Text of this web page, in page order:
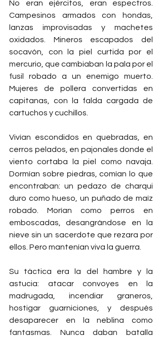
No eran ejércitos, eran espectros.
Campesinos armados con hondas,
lanzas improvisadas y machetes
oxidados. Mineros escapados del
socavón, con la piel curtida por el
mercurio, que cambiaban la pala por el
fusil robado a un enemigo muerto.
Mujeres de pollera convertidas en
capitanas, con la falda cargada de
cartuchos y cuchillos.
Vivían escondidos en quebradas, en
cerros pelados, en pajonales donde el
viento cortaba la piel como navaja.
Dormían sobre piedras, comían lo que
encontraban: un pedazo de charqui
duro como hueso, un puñado de maíz
robado. Morían como perros en
emboscadas, desangrándose en la
nieve sin un sacerdote que rezara por
ellos. Pero mantenían viva la guerra.
Su táctica era la del hambre y la
astucia: atacar convoyes en la
madrugada, incendiar graneros,
hostigar guarniciones, y después
desaparecer en la neblina como
fantasmas. Nunca daban batalla